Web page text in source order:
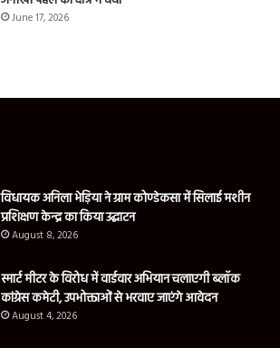
June 17, 2026
विधायक अनिला भेड़िया ने ग्राम कोण्डेकसा में सिलाई मशीन
प्रशिक्षण केन्द्र का किया उद्घाटन
August 8, 2026
स्मार्ट मीटर के विरोध में वार्डवार अभियान चलाएगी ब्लॉक
कांग्रेस कमेटी, उपभोक्ताओं से भरवाए जाएंगे आवेदन
August 4, 2026